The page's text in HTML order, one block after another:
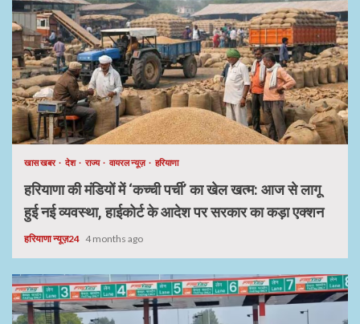
खास खबर देश राज्य वायरल न्यूज़ हरियाणा
हरियाणा की मंडियों में ‘कच्ची पर्ची’ का खेल खत्म: आज से लागू
हुई नई व्यवस्था, हाईकोर्ट के आदेश पर सरकार का कड़ा एक्शन
हरियाणा न्यूज़24 4 months ago